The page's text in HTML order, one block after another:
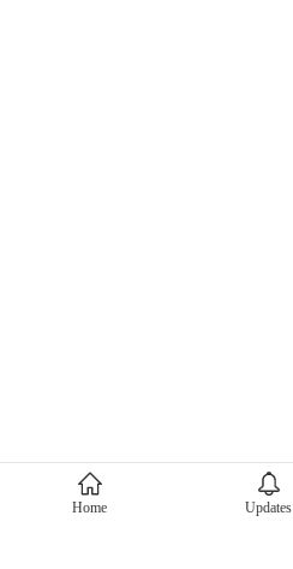
About Mercari
Corporate Site
Home Updates